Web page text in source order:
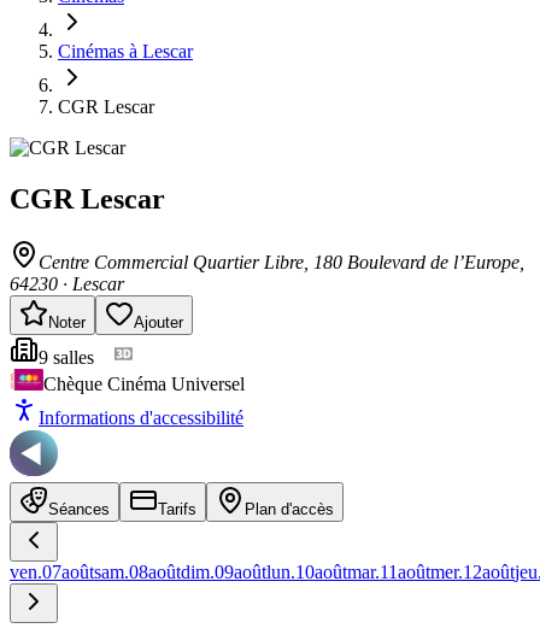
Cinémas à Lescar
CGR Lescar
CGR Lescar
Centre Commercial Quartier Libre, 180 Boulevard de l’Europe
64230 · Lescar
Noter Ajouter
9 salles
Chèque Cinéma Universel
Informations d'accessibilité
Séances Tarifs Plan d'accès
ven.07aoûtsam.08aoûtdim.09aoûtlun.10aoûtmar.11aoûtmer.12août